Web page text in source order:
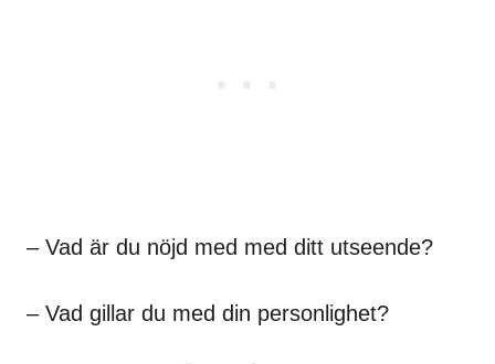
– Vad är du nöjd med med ditt utseende?
– Vad gillar du med din personlighet?